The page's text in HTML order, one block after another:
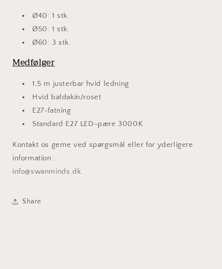
Ø40: 1 stk.
Ø50: 1 stk.
Ø60: 3 stk.
Medfølger
1,5 m justerbar hvid ledning
Hvid baldakin/roset
E27-fatning
Standard E27 LED-pære 3000K
Kontakt os gerne ved spørgsmål eller for yderligere
information:
info@swanminds.dk
Share